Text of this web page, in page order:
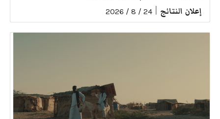
إعلان النتائج 24 / 8 / 2026